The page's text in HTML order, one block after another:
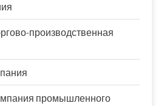
производственная
промышленного